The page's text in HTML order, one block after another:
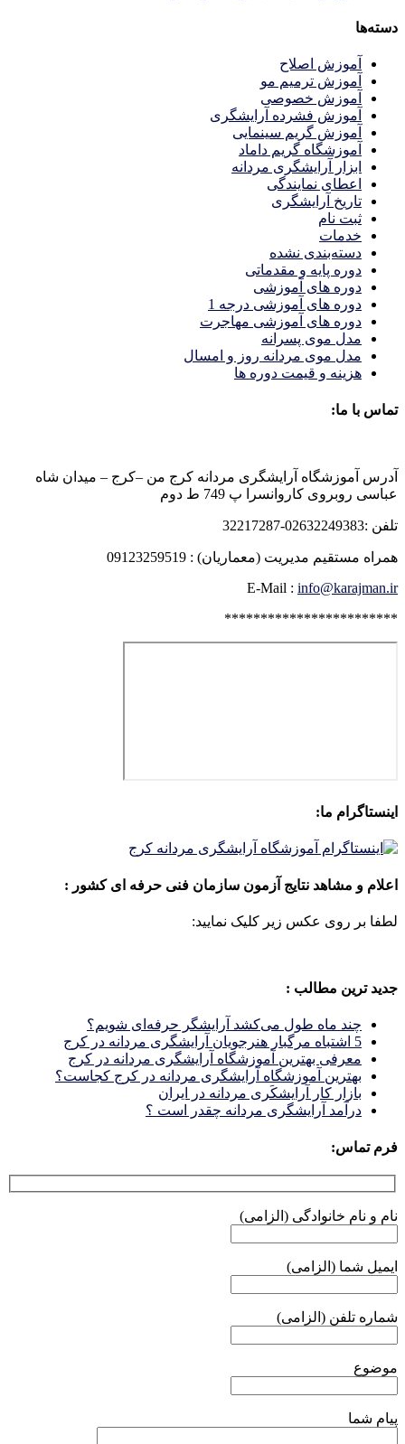
دسته‌ها
آموزش اصلاح
آموزش ترمیم مو
آموزش خصوصی
آموزش فشرده آرایشگری
آموزش گریم سینمایی
آموزشگاه گریم داماد
ابزار آرایشگری مردانه
اعطای نمایندگی
تاریخ آرایشگری
ثبت نام
خدمات
دسته‌بندی نشده
دوره پایه و مقدماتی
دوره های آموزشی
دوره های آموزشی درجه 1
دوره های آموزشی مهاجرت
مدل موی پسرانه
مدل موی مردانه روز و امسال
هزینه و قیمت دوره ها
تماس با ما:
آدرس آموزشگاه آرایشگری مردانه کرج من –کرج – میدان شاه
عباسی روبروی کاروانسرا پ 749 ط دوم
تلفن :02632249383-32217287
همراه مستقیم مدیریت (معماریان) : 09123259519
E-Mail : info@karajman.ir
************************
اینستاگرام ما:
اعلام و مشاهد نتایج آزمون سازمان فنی حرفه ای کشور :
لطفا بر روی عکس زیر کلیک نمایید:
جدید ترین مطالب :
چند ماه طول می‌کشد آرایشگر حرفه‌ای شویم؟
5 اشتباه مرگبار هنرجویان آرایشگری مردانه در کرج
معرفی بهترین آموزشگاه آرایشگری مردانه در کرج
بهترین آموزشگاه آرایشگری مردانه در کرج کجاست؟
بازار كار آرايشكَرى مردانه در ايران
درآمد آرایشگری مردانه چقدر است ؟
فرم تماس:
نام و نام خانوادگی (الزامی)
ایمیل شما (الزامی)
شماره تلفن (الزامی)
موضوع
پیام شما